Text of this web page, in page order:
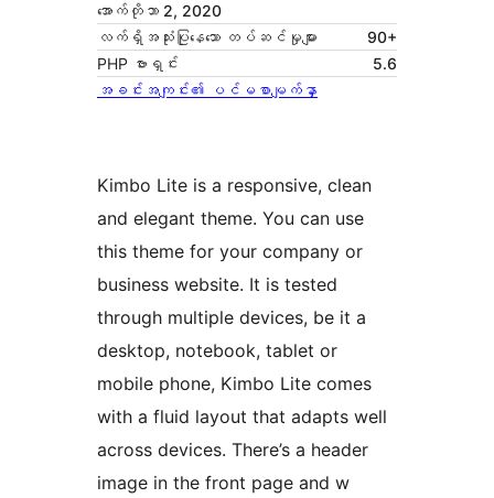
အောက်တိုဘာ 2, 2020
လက်ရှိအသုံးပြုနေသော တပ်ဆင်မှုများ
90+
PHP ဗားရှင်း
5.6
အခင်းအကျင်း၏ ပင်မစာမျက်နှာ
Kimbo Lite is a responsive, clean
and elegant theme. You can use
this theme for your company or
business website. It is tested
through multiple devices, be it a
desktop, notebook, tablet or
mobile phone, Kimbo Lite comes
with a fluid layout that adapts well
across devices. There’s a header
image in the front page and w